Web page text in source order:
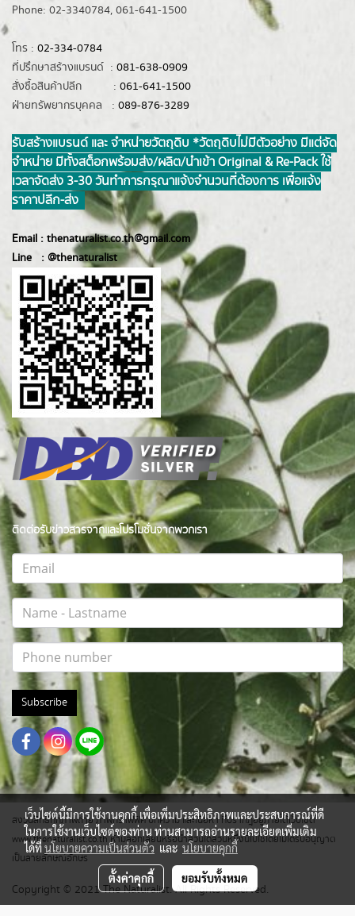
Phone: 02-3340784, 061-641-1500
โทร : 02-334-0784
ที่ปรึกษาสร้างแบรนด์ : 081-638-0909
สั่งซื้อสินค้าปลีก : 061-641-1500
ฝ่ายทรัพยากรบุคคล : 089-876-3289
รับสร้างแบรนด์ และ จำหน่ายวัตถุดิบ *วัตถุดิบไม่มีตัวอย่าง มีแต่จัด
จำหน่าย มีทั้งสต็อกพร้อมส่ง/ผลิต/นำเข้า Original & Re-Pack ใช้
เวลาจัดส่ง 3-30 วันทำการ กรุณาแจ้งจำนวนที่ต้องการ เพื่อแจ้ง
ราคาปลีก-ส่ง
Email : thenaturalist.co.th@gmail.com
Line : @thenaturalist
ติดต่อรับข่าวสารจากและโปรโมชั่นจากพวกเรา
Subscribe
สงวนสิทธิ์ทุกภาพถ่าย ภาพกราฟฟิค บทความ และเนื้อหา ที่ปรากฎอยู่ภายใต้เว็บไซต์
www.thenaturalist.co.th ห้ามลอกเลียนหรือนำส่วนใดส่วนหนึ่งนี้ไปใช้โดยไม่ได้รับอนุญาต
เป็นลายลักษณ์อักษร
Copyright © 2021 The Naturalist. All Rights Reserved.
เว็บไซต์นี้มีการใช้งานคุกกี้ เพื่อเพิ่มประสิทธิภาพและประสบการณ์ที่ดี
ในการใช้งานเว็บไซต์ของท่าน ท่านสามารถอ่านรายละเอียดเพิ่มเติม
ได้ที่นโยบายความเป็นส่วนตัว และ นโยบายคุกกี้
ตั้งค่าคุกกี้ ยอมรับทั้งหมด